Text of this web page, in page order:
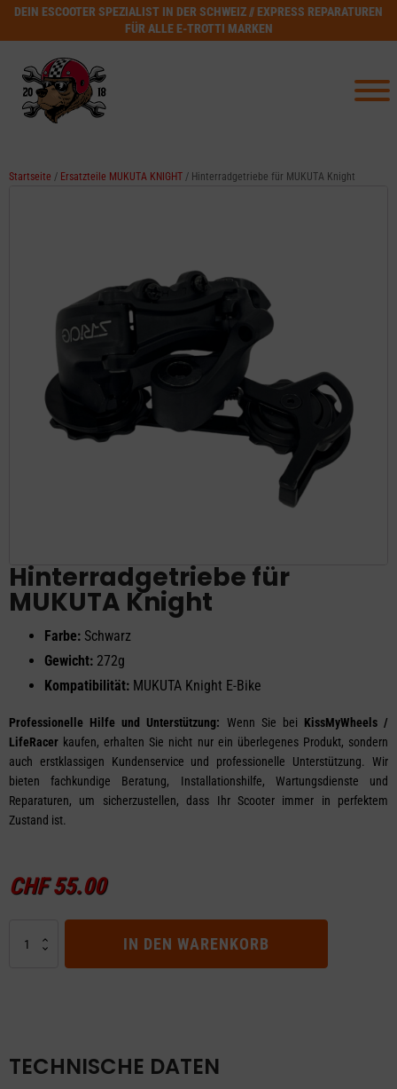
DEIN ESCOOTER SPEZIALIST IN DER SCHWEIZ // EXPRESS REPARATUREN
FÜR ALLE E-TROTTI MARKEN
Startseite / Ersatzteile MUKUTA KNIGHT / Hinterradgetriebe für MUKUTA Knight
Hinterradgetriebe für
MUKUTA Knight
Farbe: Schwarz
Gewicht: 272g
Kompatibilität: MUKUTA Knight E-Bike
Professionelle Hilfe und Unterstützung: Wenn Sie bei KissMyWheels /
LifeRacer kaufen, erhalten Sie nicht nur ein überlegenes Produkt, sondern
auch erstklassigen Kundenservice und professionelle Unterstützung. Wir
bieten fachkundige Beratung, Installationshilfe, Wartungsdienste und
Reparaturen, um sicherzustellen, dass Ihr Scooter immer in perfektem
Zustand ist.
CHF55.00
Hinterradgetriebe
IN DEN WARENKORB
TECHNISCHE DATEN